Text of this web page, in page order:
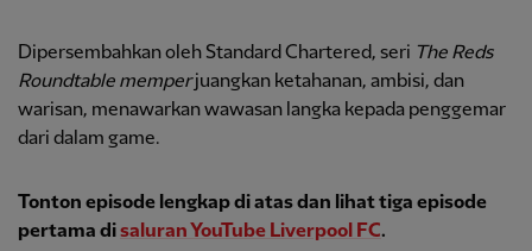
Dipersembahkan oleh Standard Chartered, seri The Reds
Roundtable memperjuangkan ketahanan, ambisi, dan
warisan, menawarkan wawasan langka kepada penggemar
dari dalam game.
Tonton episode lengkap di atas dan lihat tiga episode
pertama disaluran YouTube Liverpool FC.